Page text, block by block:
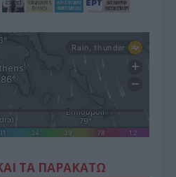
ΤΑ ΠΑΡΑΚΑΤΩ